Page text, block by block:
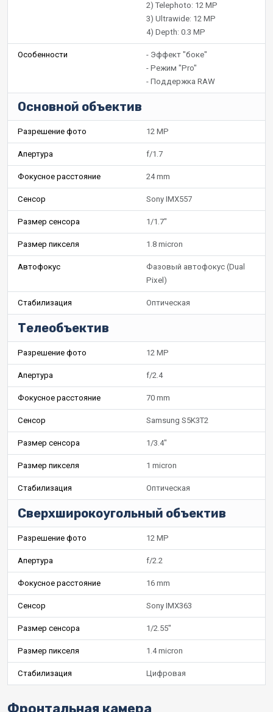
2) Telephoto: 12 MP
3) Ultrawide: 12 MP
4) Depth: 0.3 MP
Особенности
- Эффект "боке"
- Режим "Pro"
- Поддержка RAW
Основной объектив
Разрешение фото 12 MP
Апертура f/1.7
Фокусное расстояние 24 mm
Сенсор Sony IMX557
Размер сенсора 1/1.7"
Размер пикселя 1.8 micron
Автофокус
Фазовый автофокус (Dual
Pixel)
Стабилизация Оптическая
Телеобъектив
Разрешение фото 12 MP
Апертура f/2.4
Фокусное расстояние 70 mm
Сенсор Samsung S5K3T2
Размер сенсора 1/3.4"
Размер пикселя 1 micron
Стабилизация Оптическая
Сверхширокоугольный объектив
Разрешение фото 12 MP
Апертура f/2.2
Фокусное расстояние 16 mm
Сенсор Sony IMX363
Размер сенсора 1/2.55"
Размер пикселя 1.4 micron
Стабилизация Цифровая
Фронтальная камера